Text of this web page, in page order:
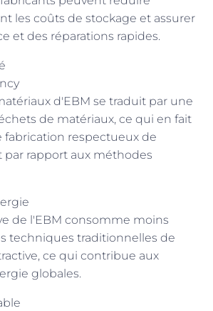
les coûts de stockage et assurer
et des réparations rapides.
d'EBM se traduit par une
de matériaux, ce qui en fait
fabrication respectueux de
rapport aux méthodes
de l'EBM consomme moins
techniques traditionnelles de
ce qui contribue aux
globales.